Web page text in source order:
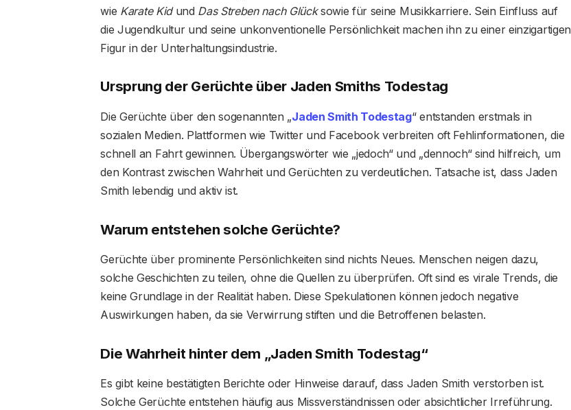
wie Karate Kidund Das Streben nach Glücksowie für seine Musikkarriere. Sein Einfluss auf
die Jugendkultur und seine unkonventionelle Persönlichkeit machen ihn zu einer einzigartigen
Figur in der Unterhaltungsindustrie.
Ursprung der Gerüchte über Jaden Smiths Todestag
Die Gerüchte über den sogenannten „Jaden Smith Todestag“ entstanden erstmals in
sozialen Medien. Plattformen wie Twitter und Facebook verbreiten oft Fehlinformationen, die
schnell an Fahrt gewinnen. Übergangswörter wie „jedoch“ und „dennoch“ sind hilfreich, um
den Kontrast zwischen Wahrheit und Gerüchten zu verdeutlichen. Tatsache ist, dass Jaden
Smith lebendig und aktiv ist.
Warum entstehen solche Gerüchte?
Gerüchte über prominente Persönlichkeiten sind nichts Neues. Menschen neigen dazu,
solche Geschichten zu teilen, ohne die Quellen zu überprüfen. Oft sind es virale Trends, die
keine Grundlage in der Realität haben. Diese Spekulationen können jedoch negative
Auswirkungen haben, da sie Verwirrung stiften und die Betroffenen belasten.
Die Wahrheit hinter dem „Jaden Smith Todestag“
Es gibt keine bestätigten Berichte oder Hinweise darauf, dass Jaden Smith verstorben ist.
Solche Gerüchte entstehen häufig aus Missverständnissen oder absichtlicher Irreführung.